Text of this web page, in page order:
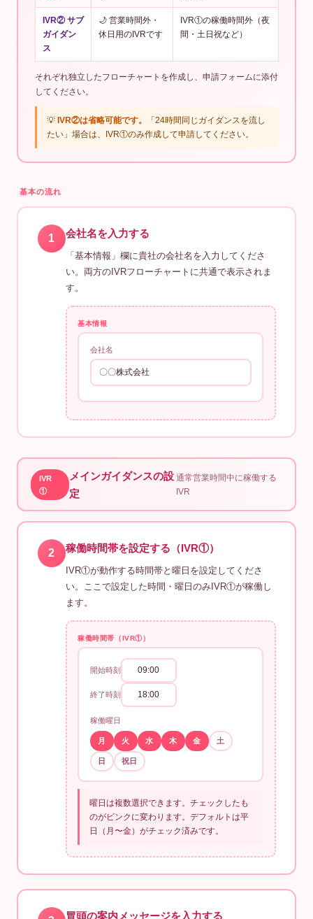
IVR② サブ
ガイダン
ス
🌙 営業時間外・
休日用のIVRです
IVR①の稼働時間外（夜
間・土日祝など）
それぞれ独立したフローチャートを作成し、申請フォームに添付
してください。
💡 IVR②は省略可能です。
「24時間同じガイダンスを流し
たい」場合は、IVR①のみ作成して申請してください。
基本の流れ
1 会社名を入力する
「基本情報」欄に貴社の会社名を入力してくださ
い。両方のIVRフローチャートに共通で表示されま
す。
基本情報
会社名
〇〇株式会社
IVR
①
メインガイダンスの設
定
通常営業時間中に稼働する
IVR
2 稼働時間帯を設定する（IVR①）
IVR①が動作する時間帯と曜日を設定してくださ
い。ここで設定した時間・曜日のみIVR①が稼働し
ます。
稼働時間帯（IVR①）
開始時刻 09:00
終了時刻 18:00
稼働曜日
月 火 水 木 金 土
日 祝日
曜日は複数選択できます。チェックしたも
のがピンクに変わります。デフォルトは平
日（月〜金）がチェック済みです。
冒頭の案内メッセージを入力する